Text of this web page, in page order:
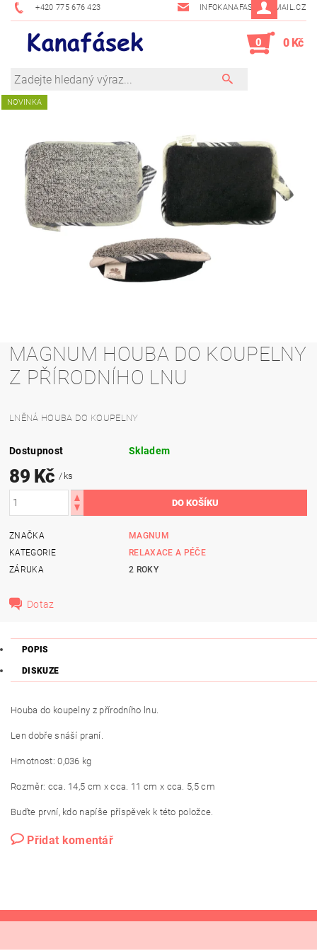
+420 775 676 423 INFOKANAFASEK@EMAIL.CZ
0 0 Kč
NOVINKA
MAGNUM HOUBA DO KOUPELNY
Z PŘÍRODNÍHO LNU
LNĚNÁ HOUBA DO KOUPELNY
Dostupnost Skladem
89 Kč/ ks
ZNAČKA
MAGNUM
KATEGORIE
RELAXACE A PÉČE
ZÁRUKA
2 ROKY
Dotaz
POPIS
DISKUZE
Houba do koupelny z přírodního lnu.
Len dobře snáší praní.
Hmotnost: 0,036 kg
Rozměr: cca. 14,5 cm x cca. 11 cm x cca. 5,5 cm
Buďte první, kdo napíše příspěvek k této položce.
Přidat komentář